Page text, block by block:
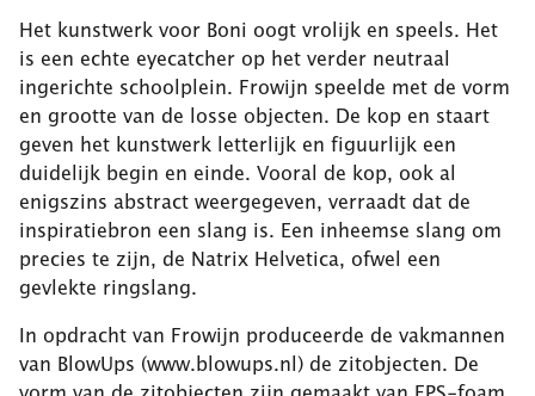
Het kunstwerk voor Boni oogt vrolijk en speels. Het
is een echte eyecatcher op het verder neutraal
ingerichte schoolplein. Frowijn speelde met de vorm
en grootte van de losse objecten. De kop en staart
geven het kunstwerk letterlijk en figuurlijk een
duidelijk begin en einde. Vooral de kop, ook al
enigszins abstract weergegeven, verraadt dat de
inspiratiebron een slang is. Een inheemse slang om
precies te zijn, de Natrix Helvetica, ofwel een
gevlekte ringslang.
In opdracht van Frowijn produceerde de vakmannen
van BlowUps (www.blowups.nl) de zitobjecten. De